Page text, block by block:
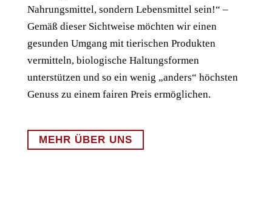
Nahrungsmittel, sondern Lebensmittel sein!“ –
Gemäß dieser Sichtweise möchten wir einen
gesunden Umgang mit tierischen Produkten
vermitteln, biologische Haltungsformen
unterstützen und so ein wenig „anders“ höchsten
Genuss zu einem fairen Preis ermöglichen.
MEHR ÜBER UNS